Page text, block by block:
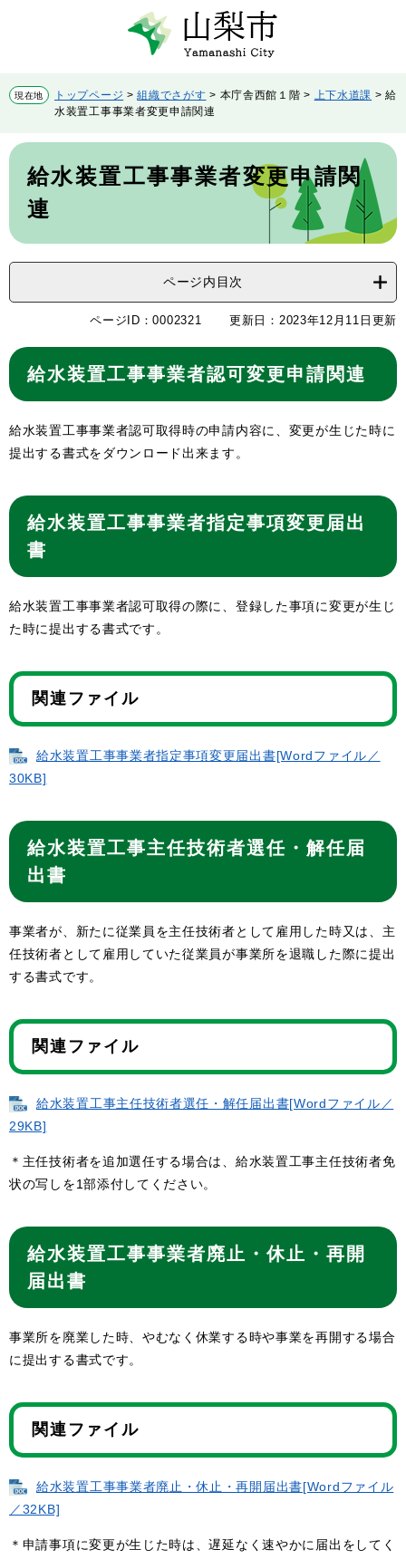
先
頭
す。
を
飛
て
現在地 トップページ >組織でさがす > 本庁舎西館１階 > 上下水道課 >給
水装置工事事業者変更申請関連
本
給水装置工事事業者変更申請関
連
ページ内目次
ページID：0002321 更新日：2023年12月11日更新
給水装置工事事業者認可変更申請関連
給水装置工事事業者認可取得時の申請内容に、変更が生じた時に
提出する書式をダウンロード出来ます。
給水装置工事事業者指定事項変更届出
書
給水装置工事事業者認可取得の際に、登録した事項に変更が生じ
た時に提出する書式です。
関連ファイル
給水装置工事事業者指定事項変更届出書[Wordファイル／
30KB]
給水装置工事主任技術者選任・解任届
出書
事業者が、新たに従業員を主任技術者として雇用した時又は、主
任技術者として雇用していた従業員が事業所を退職した際に提出
する書式です。
関連ファイル
給水装置工事主任技術者選任・解任届出書[Wordファイル／
29KB]
＊主任技術者を追加選任する場合は、給水装置工事主任技術者免
状の写しを1部添付してください。
給水装置工事事業者廃止・休止・再開
届出書
事業所を廃業した時、やむなく休業する時や事業を再開する場合
に提出する書式です。
関連ファイル
給水装置工事事業者廃止・休止・再開届出書[Wordファイル
／32KB]
＊申請事項に変更が生じた時は、遅延なく速やかに届出をしてく